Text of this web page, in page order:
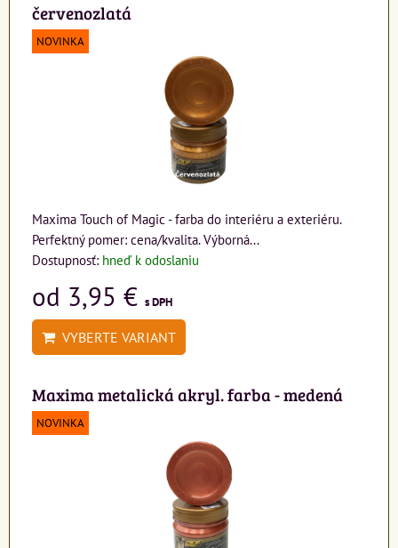
červenozlatá
NOVINKA
Maxima Touch of Magic - farba do interiéru a exteriéru.
Perfektný pomer: cena/kvalita. Výborná...
Dostupnosť: hneď k odoslaniu
od 3,95 € s DPH
VYBERTE VARIANT
Maxima metalická akryl. farba - medená
NOVINKA